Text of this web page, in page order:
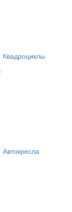
Квадроциклы
Автокресла